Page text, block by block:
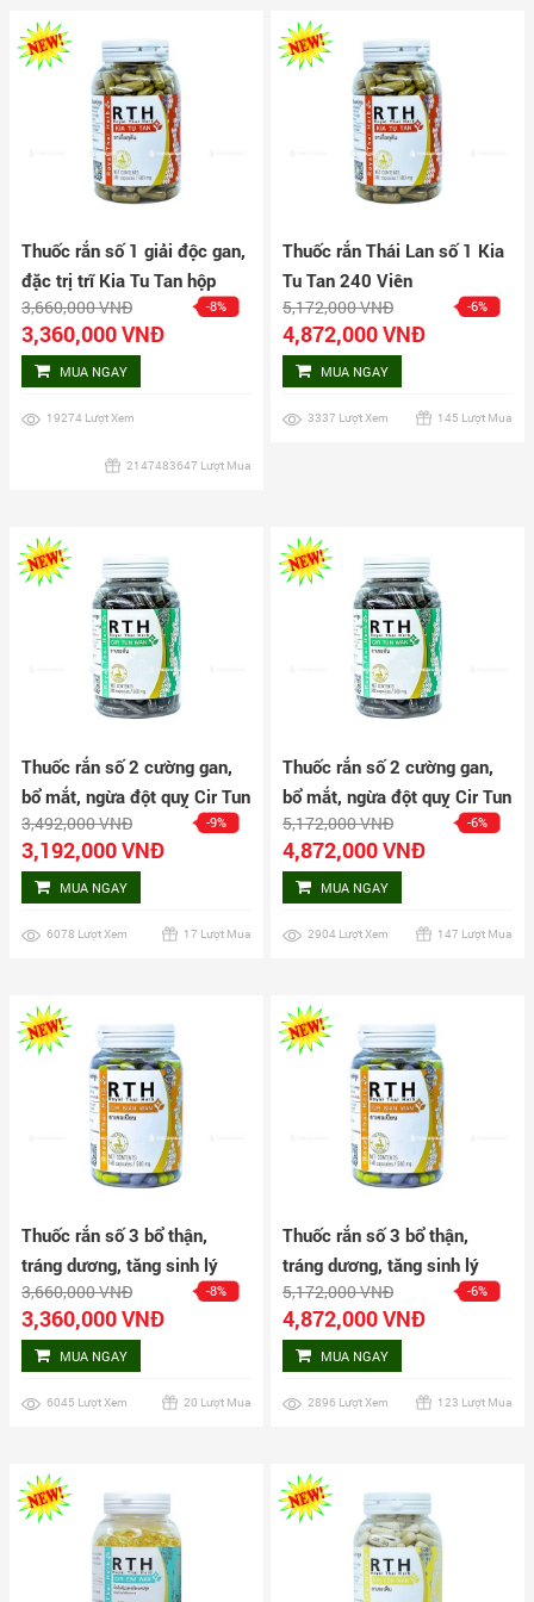
Thuốc rắn số 1 giải độc gan,
đặc trị trĩ Kia Tu Tan hộp
160 viên
3,660,000 VNĐ -8%
3,360,000 VNĐ
MUA NGAY
19274 Lượt Xem
2147483647 Lượt Mua
Thuốc rắn Thái Lan số 1 Kia
Tu Tan 240 Viên
5,172,000 VNĐ -6%
4,872,000 VNĐ
MUA NGAY
3337 Lượt Xem 145 Lượt Mua
Thuốc rắn số 2 cường gan,
bổ mắt, ngừa đột quỵ Cir Tun
Wan 160 viên
3,492,000 VNĐ -9%
3,192,000 VNĐ
MUA NGAY
6078 Lượt Xem 17 Lượt Mua
Thuốc rắn số 2 cường gan,
bổ mắt, ngừa đột quỵ Cir Tun
Wan 240 viên
5,172,000 VNĐ -6%
4,872,000 VNĐ
MUA NGAY
2904 Lượt Xem 147 Lượt Mua
Thuốc rắn số 3 bổ thận,
tráng dương, tăng sinh lý
nam Cir Bian Wan hộp 160
viên
3,660,000 VNĐ -8%
3,360,000 VNĐ
MUA NGAY
6045 Lượt Xem 20 Lượt Mua
Thuốc rắn số 3 bổ thận,
tráng dương, tăng sinh lý
nam Cir Bian Wan hộp 240
viên
5,172,000 VNĐ -6%
4,872,000 VNĐ
MUA NGAY
2896 Lượt Xem 123 Lượt Mua